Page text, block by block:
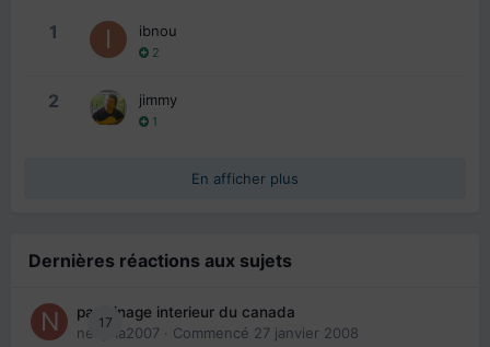
1 ibnou
2
2 jimmy
1
En afficher plus
Dernières réactions aux sujets
17
parrainage interieur du canada
nedjma2007 · Commencé 27 janvier 2008